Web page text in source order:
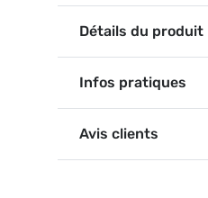
Valve
gourde
360
Détails du produit
Infos pratiques
Avis clients